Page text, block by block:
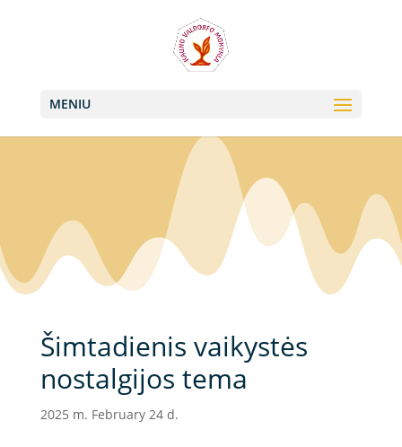
MENIU
Šimtadienis vaikystės
nostalgijos tema
2025 m. February 24 d.